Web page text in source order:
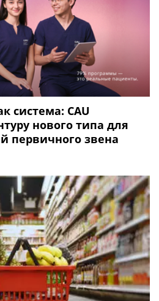
система: CAU
нового типа для
первичного звена